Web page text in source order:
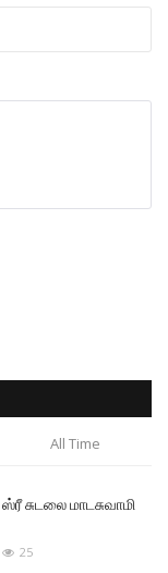
All Time
சுடலை மாடசுவாமி
25